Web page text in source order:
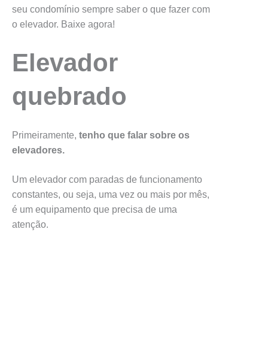
seu condomínio sempre saber o que fazer com
o elevador. Baixe agora!
Elevador
quebrado
Primeiramente, tenho que falar sobre os
elevadores.
Um elevador com paradas de funcionamento
constantes, ou seja, uma vez ou mais por mês,
é um equipamento que precisa de uma
atenção.